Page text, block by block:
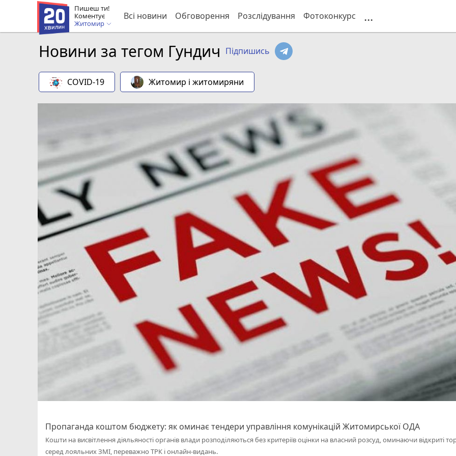
Пишеш ти!
Коментує
Житомир
Всі новини Обговорення Розслідування Фотоконкурс ...
Новини за тегом Гундич Підпишись
COVID-19 Житомир і житомиряни
Пропаганда коштом бюджету: як оминає тендери управління комунікацій Житомирської ОДА
Кошти на висвітлення діяльяності органів влади розподіляються без критеріїв оцінки на власний розсуд, оминаючи відкриті
серед лояльних ЗМІ, переважно ТРК і онлайн-видань.